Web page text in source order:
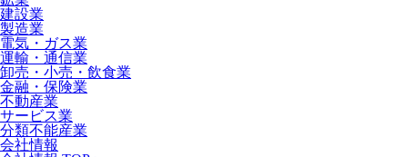
建設業
製造業
電気・ガス業
運輸・通信業
卸売・小売・飲食業
金融・保険業
不動産業
サービス業
分類不能産業
会社情報